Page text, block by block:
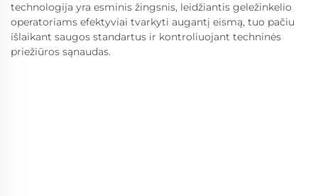
technologija yra esminis žingsnis, leidžiantis geležinkelio
operatoriams efektyviai tvarkyti augantį eismą, tuo pačiu
išlaikant saugos standartus ir kontroliuojant techninės
priežiūros sąnaudas.